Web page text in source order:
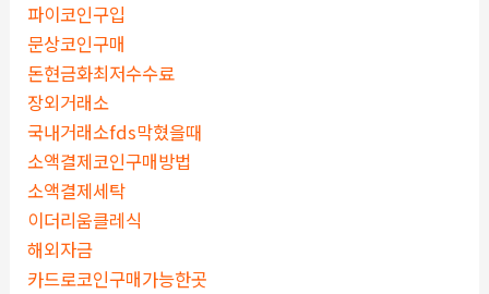
파이코인구입
문상코인구매
돈현금화최저수수료
장외거래소
국내거래소fds막혔을때
소액결제코인구매방법
소액결제세탁
이더리움클레식
해외자금
카드로코인구매가능한곳